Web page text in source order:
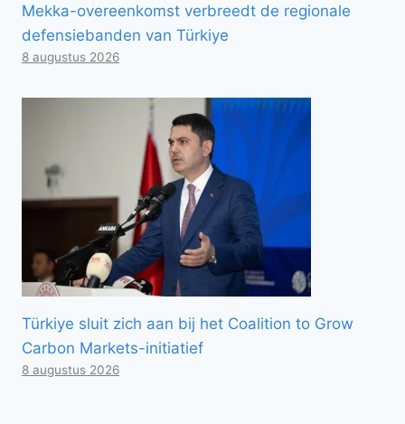
Mekka-overeenkomst verbreedt de regionale
defensiebanden van Türkiye
8 augustus 2026
Türkiye sluit zich aan bij het Coalition to Grow
Carbon Markets-initiatief
8 augustus 2026